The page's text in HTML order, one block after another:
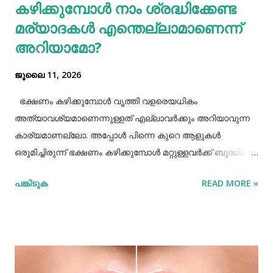
കഴിക്കുമ്പോൾ നാം ശ്രദ്ധിക്കേണ്ട
മര്യാദകൾ എന്തെല്ലാമാണെന്ന്
അറിയാമോ?
ജൂലൈ 11, 2026
ഭക്ഷണം കഴിക്കുമ്പോൾ വൃത്തി വളരെയധികം
അത്യാവശ്യമാണെന്നുള്ളത് എല്ലാവർക്കും അറിയാവുന്ന
കാര്യമാണല്ലോ. അപ്പോൾ പിന്നെ കുറെ ആളുകൾ
ഒരുമിച്ചിരുന്ന് ഭക്ഷണം കഴിക്കുമ്പോൾ മറ്റുള്ളവർക്ക് ബുദ്ധിമുട്ട്
ശ്രദ്ധിക്കേണ്ട ചില കാര്യങ്ങളുണ്ട്. ആദ്യമായി നമ്മൾ
കഴുകി ശുദ്ധിയാക്കേണ്ടതുണ്ട്. അതേപോലെ നമ്മുടെ
പങ്കിടുക READ MORE »